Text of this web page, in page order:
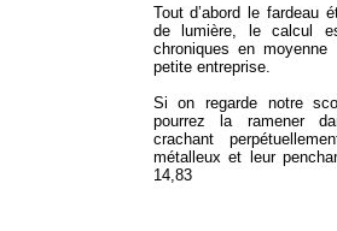
Tout d’abord le fardeau
de lumière, le calcul
chroniques en
petite entreprise.
Si on regarde notre
pourrez la ramener
crachant
métalleux et leur
14,83